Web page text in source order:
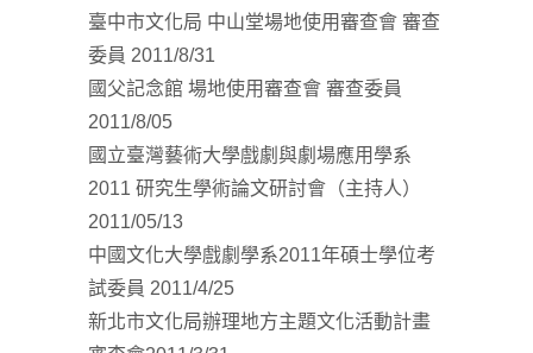
臺中市文化局 中山堂場地使用審查會 審查
委員 2011/8/31
國父記念館 場地使用審查會 審查委員
2011/8/05
國立臺灣藝術大學戲劇與劇場應用學系
2011 研究生學術論文研討會（主持人）
2011/05/13
中國文化大學戲劇學系2011年碩士學位考
試委員 2011/4/25
新北市文化局辦理地方主題文化活動計畫